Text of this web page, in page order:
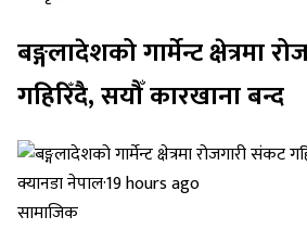
बङ्गलादेशको गार्मेन्ट क्षेत्रमा
गहिरिँदै, सयौँ कारखाना बन्द
क्यानडा नेपाल·19 hours ago
सामाजिक